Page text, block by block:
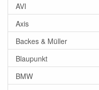
AVI
Axis
Backes & Müller
Blaupunkt
BMW